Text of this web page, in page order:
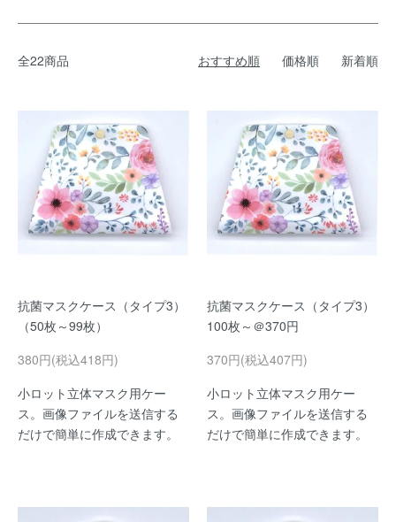
全22商品 おすすめ順 価格順 新着順
抗菌マスクケース（タイプ3）
（50枚～99枚）
380円(税込418円)
小ロット立体マスク用ケー
ス。画像ファイルを送信する
だけで簡単に作成できます。
抗菌マスクケース（タイプ3）
100枚～＠370円
370円(税込407円)
小ロット立体マスク用ケー
ス。画像ファイルを送信する
だけで簡単に作成できます。